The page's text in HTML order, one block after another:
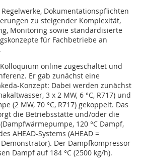
Dokumentationspflichten
zu steigender Komplexität,
Monitoring sowie standardisierte
für Fachbetriebe an
online zugeschaltet und
Er gab zunächst eine
Konzept: Dabei werden zunächst
3 x 2 MW, 6 °C, R717) und
(2 MW, 70 °C, R717) gekoppelt. Das
die Betriebsstätte und/oder die
120 °C Dampf,
AHEAD-Systems (AHEAD =
Der Dampfkompressor
Dampf auf 184 °C (2500 kg/h).